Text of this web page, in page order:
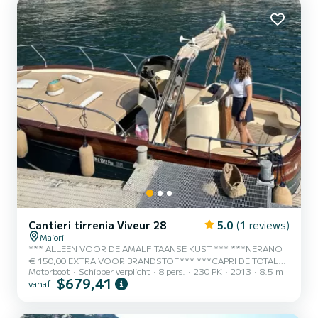
- Lengte: 40ft - Motor: 2 x 400 pk - K...
Cantieri tirrenia Viveur 28 5.0 (1 reviews)
Maiori
*** ALLEEN VOOR DE AMALFITAANSE KUST *** ***NERANO
€ 150,00 EXTRA VOOR BRANDSTOF*** ***CAPRI DE TOTALE
PRIJS IS € 1150 *** De aangegeven prijs voor de chauffeurverhuur
is voor de route van Salerno \ Vietri sul mare tot aan Amalfi /
Motorboot Schipper verplicht 8 pers. 230 PK 2013 8.5 m
vanaf $679,41